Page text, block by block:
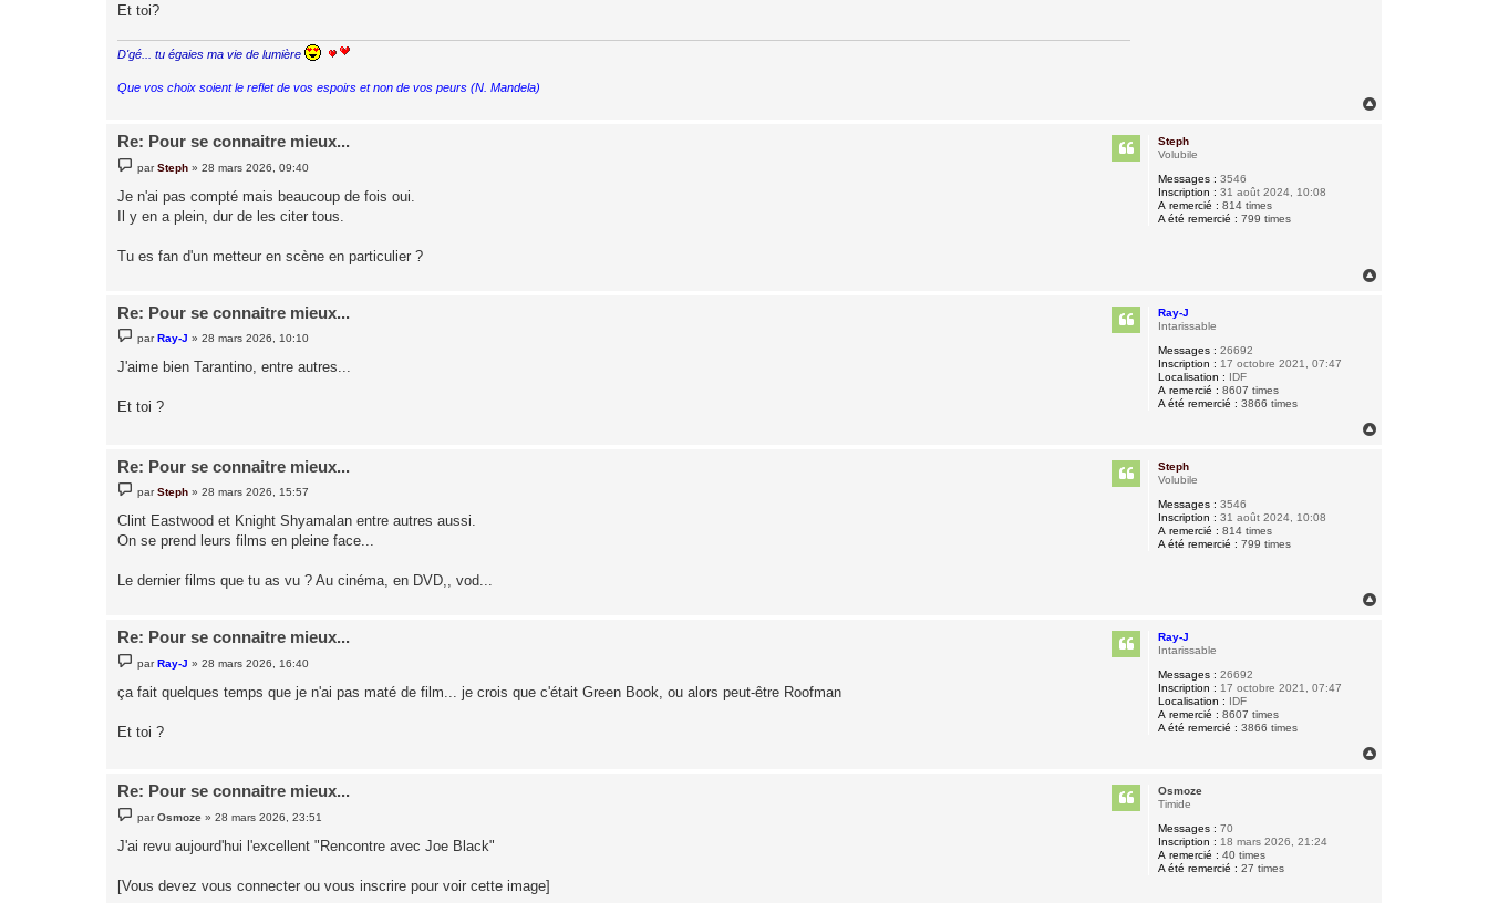
Et toi?
D'gé... tu égaies ma vie de lumière
Que vos choix soient le reflet de vos espoirs et non de vos peurs (N. Mandela)
Steph
Volubile
Messages : 3546
Inscription : 31 août 2024, 10:08
A remercié : 814 times
A été remercié : 799 times
Re: Pour se connaitre mieux...
e
s
a
parSteph »28 mars 2026, 09:40
Je n'ai pas compté mais beaucoup de fois oui.
Il y en a plein, dur de les citer tous.
Tu es fan d'un metteur en scène en particulier ?
Ray-J
Intarissable
Messages : 26692
Inscription : 17 octobre 2021, 07:47
Localisation : IDF
A remercié : 8607 times
A été remercié : 3866 times
Re: Pour se connaitre mieux...
e
s
s
g
e
parRay-J »28 mars 2026, 10:10
J'aime bien Tarantino, entre autres...
Et toi ?
Steph
Volubile
Messages : 3546
Inscription : 31 août 2024, 10:08
A remercié : 814 times
A été remercié : 799 times
Re: Pour se connaitre mieux...
e
s
a
parSteph »28 mars 2026, 15:57
Clint Eastwood et Knight Shyamalan entre autres aussi.
On se prend leurs films en pleine face...
Le dernier films que tu as vu ? Au cinéma, en DVD,, vod...
Ray-J
Intarissable
Messages : 26692
Inscription : 17 octobre 2021, 07:47
Localisation : IDF
A remercié : 8607 times
A été remercié : 3866 times
Re: Pour se connaitre mieux...
e
s
s
e
parRay-J »28 mars 2026, 16:40
ça fait quelques temps que je n'ai pas maté de film... je crois que c'était Green Book, ou alors peut-être Roofman
Et toi ?
Osmoze
Timide
Messages : 70
Inscription : 18 mars 2026, 21:24
A remercié : 40 times
A été remercié : 27 times
Re: Pour se connaitre mieux...
e
s
s
e
parOsmoze »28 mars 2026, 23:51
J'ai revu aujourd'hui l'excellent "Rencontre avec Joe Black"
[Vous devez vous connecter ou vous inscrire pour voir cette image]